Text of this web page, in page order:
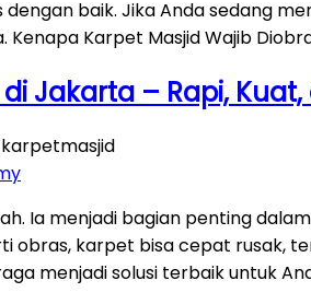
baik. Jika Anda sedang
Karpet Masjid Wajib
Jakarta – Rapi,
Ia menjadi bagian penting
obras, karpet bisa cepat rusak,
menjadi solusi terbaik untuk